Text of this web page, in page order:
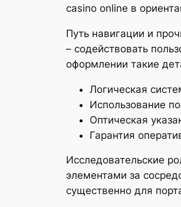
casino online в
Путь навигации и
– содействовать
оформлении такие
Логическая
Использование
Оптическая
Гарантия
Исследовательские
элементами за
существенно для